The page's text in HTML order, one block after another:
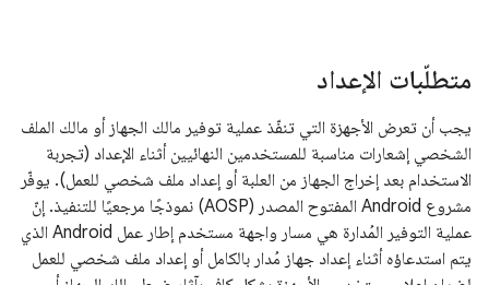
متطلّبات الإعداد
يجب أن تعرض الأجهزة التي تنفّذ عملية توفير مالك الجهاز أو مالك الملف
الشخصي إشعارات مناسبة للمستخدمين النهائيين أثناء الإعداد (تجربة
الاستخدام بعد إخراج الجهاز من العلبة أو إعداد ملف شخصي للعمل). يوفّر
مشروع Android المفتوح المصدر (AOSP) نموذجًا مرجعيًا للتنفيذ.
إنّ
عملية التوفير المُدارة هي مسار واجهة مستخدم إطار عمل Android الذي
يتم استدعاؤه أثناء إعداد جهاز مُدار بالكامل أو إعداد ملف شخصي للعمل